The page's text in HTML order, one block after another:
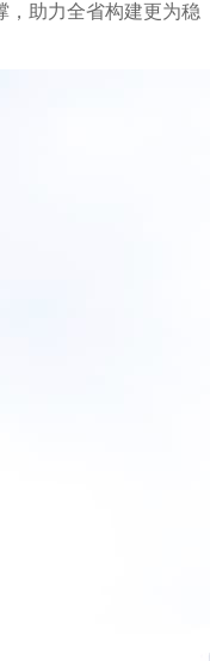
，助力全省构建更为稳